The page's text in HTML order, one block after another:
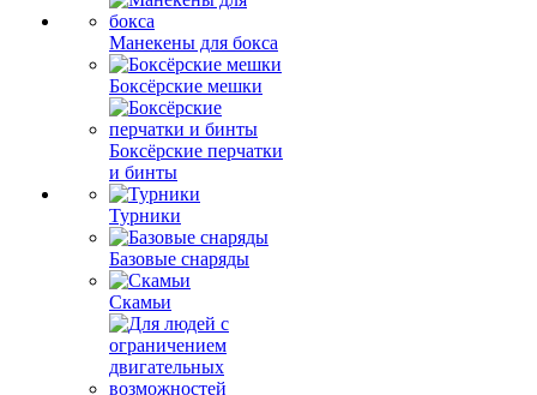
Манекены для бокса
Боксёрские мешки
Боксёрские перчатки
и бинты
Турники
Базовые снаряды
Скамьи